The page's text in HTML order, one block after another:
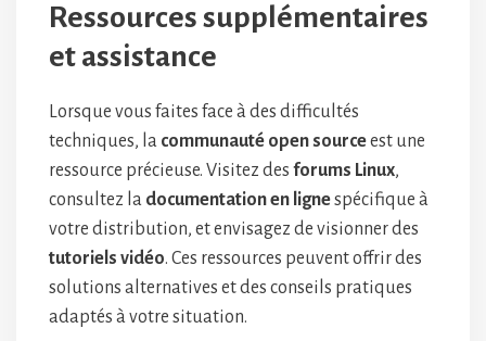
Ressources supplémentaires
et assistance
Lorsque vous faites face à des difficultés
techniques, la communauté open sourceest une
ressource précieuse. Visitez des forums Linux,
consultez la documentation en lignespécifique à
votre distribution, et envisagez de visionner des
tutoriels vidéo. Ces ressources peuvent offrir des
solutions alternatives et des conseils pratiques
adaptés à votre situation.